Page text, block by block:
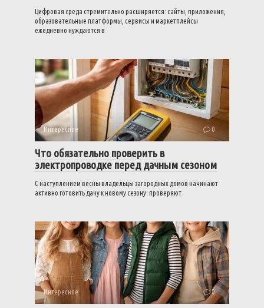
Цифровая среда стремительно расширяется: сайты, приложения,
образовательные платформы, сервисы и маркетплейсы
ежедневно нуждаются в
Интересное 0
Что обязательно проверить в
электропроводке перед дачным сезоном
С наступлением весны владельцы загородных домов начинают
активно готовить дачу к новому сезону: проверяют
Интересное 0